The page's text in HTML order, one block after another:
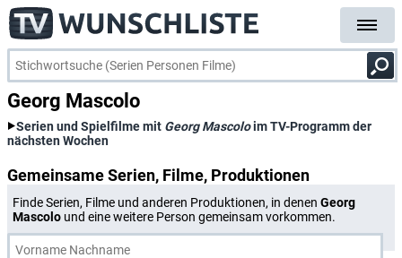
Georg Mascolo
Serien und Spielfilme mit Georg Mascoloim TV-Programm der
nächsten Wochen
Gemeinsame Serien, Filme, Produktionen
Finde Serien, Filme und anderen Produktionen, in denen Georg
Mascolo und eine weitere Person gemeinsam vorkommen.